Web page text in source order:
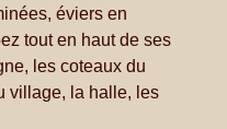
éviers en
tout en haut de ses
les coteaux du
village, la halle, les